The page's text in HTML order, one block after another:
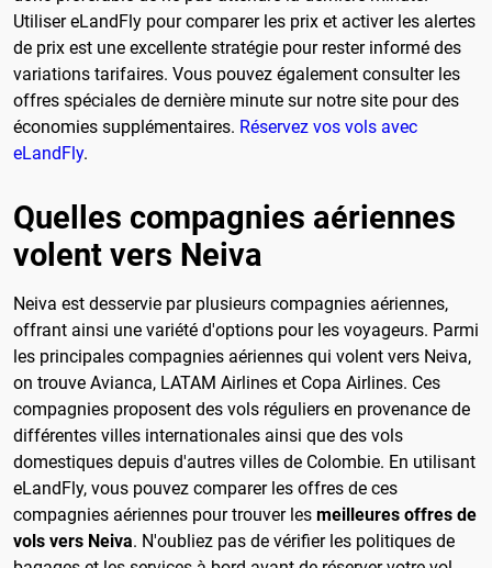
Utiliser eLandFly pour comparer les prix et activer les alertes
de prix est une excellente stratégie pour rester informé des
variations tarifaires. Vous pouvez également consulter les
offres spéciales de dernière minute sur notre site pour des
économies supplémentaires. Réservez vos vols avec
eLandFly.
Quelles compagnies aériennes
volent vers Neiva
Neiva est desservie par plusieurs compagnies aériennes,
offrant ainsi une variété d'options pour les voyageurs. Parmi
les principales compagnies aériennes qui volent vers Neiva,
on trouve Avianca, LATAM Airlines et Copa Airlines. Ces
compagnies proposent des vols réguliers en provenance de
différentes villes internationales ainsi que des vols
domestiques depuis d'autres villes de Colombie. En utilisant
eLandFly, vous pouvez comparer les offres de ces
compagnies aériennes pour trouver les meilleures offres de
vols vers Neiva. N'oubliez pas de vérifier les politiques de